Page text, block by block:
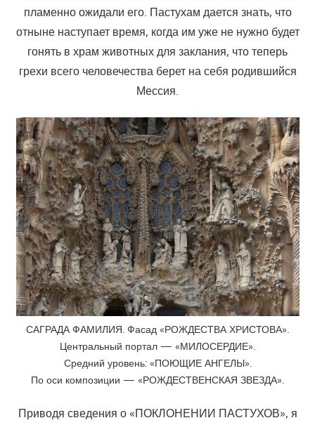
пламенно ожидали его. Пастухам дается знать, что
отныне наступает время, когда им уже не нужно будет
гонять в храм животных для заклания, что теперь
грехи всего человечества берет на себя родившийся
Мессия.
САГРАДА ФАМИЛИЯ. Фасад «РОЖДЕСТВА ХРИСТОВА».
Центральный портал — «МИЛОСЕРДИЕ».
Средний уровень: «ПОЮЩИЕ АНГЕЛЫ».
По оси композиции — «РОЖДЕСТВЕНСКАЯ ЗВЕЗДА».
Приводя сведения о «ПОКЛОНЕНИИ ПАСТУХОВ», я